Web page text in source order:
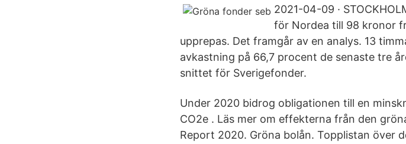
2021-04-09 ·
för Nordea till 98 kronor
upprepas. Det framgår av en analys. 13
avkastning på 66,7 procent de senaste tre
snittet för Sverigefonder.
Under 2020 bidrog obligationen till en
CO2e . Läs mer om effekterna från den
Report 2020. Gröna bolån. Topplistan över